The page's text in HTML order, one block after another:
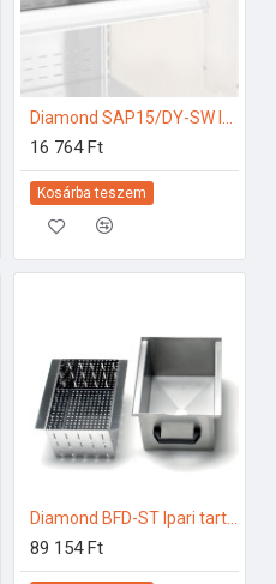
16 764 Ft
Kosárba teszem
Diamond BFD-ST Ipari tartozékok
89 154 Ft